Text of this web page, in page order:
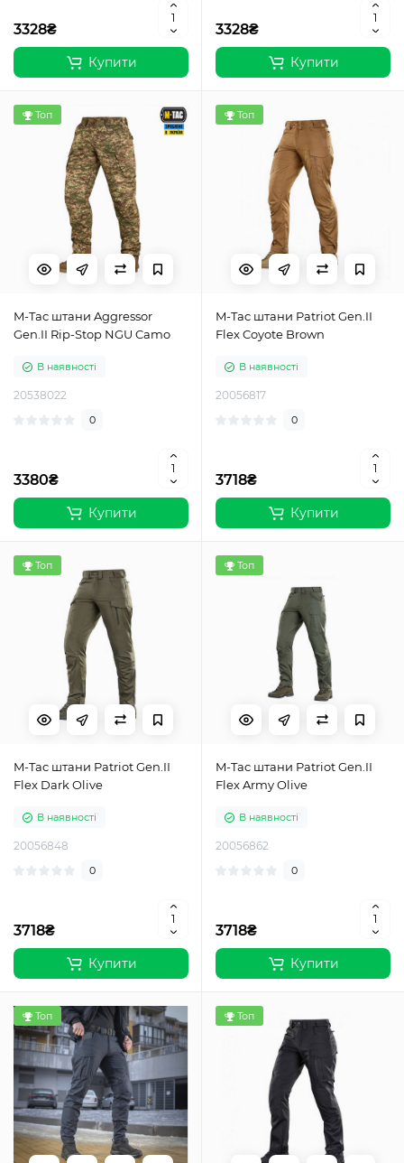
3328₴
Купити
3328₴
Купити
Топ
M-Tac штани Aggressor
Gen.II Rip-Stop NGU Camo
В наявності
20538022
0
3380₴
Купити
Топ
M-Tac штани Patriot Gen.II
Flex Coyote Brown
В наявності
20056817
0
3718₴
Купити
Топ
M-Tac штани Patriot Gen.II
Flex Dark Olive
В наявності
20056848
0
3718₴
Купити
Топ
M-Tac штани Patriot Gen.II
Flex Army Olive
В наявності
20056862
0
3718₴
Купити
Топ Топ